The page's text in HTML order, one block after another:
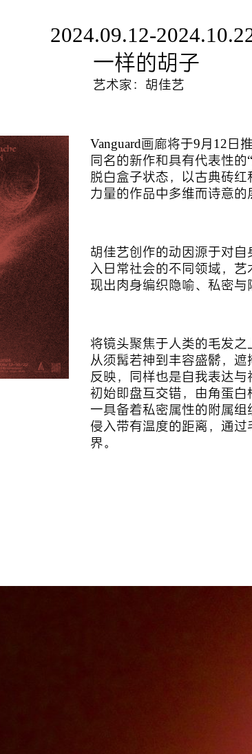
2024.09.12-
一样的胡子
艺术家：胡佳艺
Vanguard画廊将于9月12日
同名的新作和具有代表性
脱白盒子状态，以古典砖
力量的作品中多维而诗意的
胡佳艺创作的动因源于对
入日常社会的不同领域，
现出肉身编织隐喻、私密与
将镜头聚焦于人类的毛发之
从须髯若神到丰容盛鬋，
反映，同样也是自我表达
初始即盘互交错，由角蛋
一具备着私密属性的附属
侵入带有温度的距离，通
界。